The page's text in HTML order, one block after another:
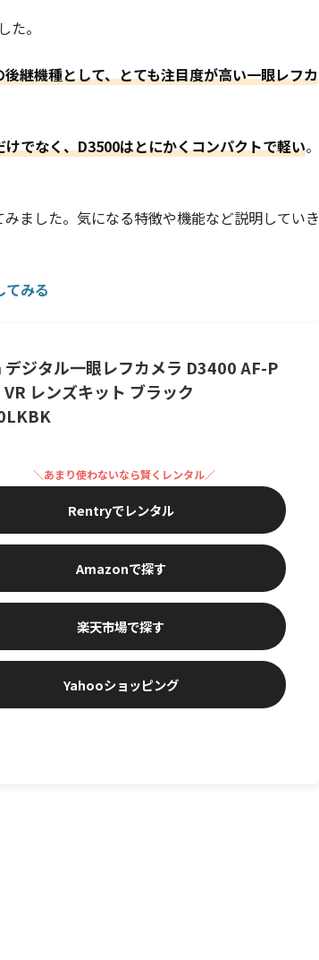
。
継機種として、とても注目度が高い一眼レフカ
でなく、D3500はとにかくコンパクトで軽い。
ました。気になる特徴や機能など説明していき
みる
ジタル一眼レフカメラ D3400 AF-P
レンズキット ブラック
楽天市場
Rentryでレンタル
Amazon
Yahooショッピング